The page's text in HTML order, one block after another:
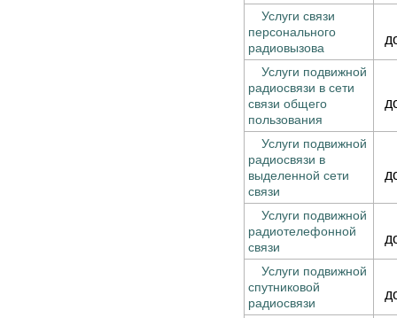
Услуги связи
персонального
радиовызова
Услуги подвижной
радиосвязи в сети
связи общего
пользования
Услуги подвижной
радиосвязи в
выделенной сети
связи
Услуги подвижной
радиотелефонной
связи
Услуги подвижной
спутниковой
радиосвязи